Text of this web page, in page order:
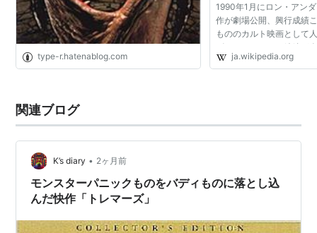
吹き替え版の声優
DVD&VIDEO版
ケヴィン・ベーコン：安原義人
フィン・カーター：勝生真沙子
マイケル・グロス：小林清志
TV版
ケヴィン・ベーコン：井上和彦
フレッド・ウォード：田中信夫
type-r.hatenablog.com
1990年1月にロン・アン
作が劇場公開、興行成績
もののカルト映画として
ビデオリリースの続編が
か、『トレマーズ・ザ・
ja.wikipedia.org
関連ブログ
K’s diary • 2ヶ月前
モンスターパニックものをバディものに落とし込
んだ快作「トレマーズ」